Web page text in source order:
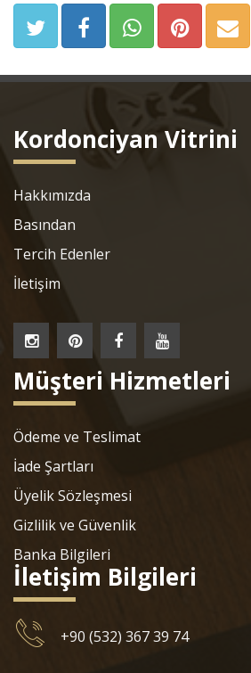
Kordonciyan Vitrini
Hakkımızda
Basından
Tercih Edenler
İletişim
Müşteri Hizmetleri
Ödeme ve Teslimat
İade Şartları
Üyelik Sözleşmesi
Gizlilik ve Güvenlik
Banka Bilgileri
İletişim Bilgileri
+90 (532) 367 39 74